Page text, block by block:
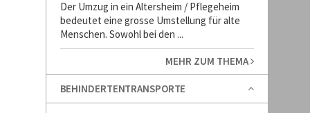
Der Umzug in ein Altersheim / Pflegeheim
bedeutet eine grosse Umstellung für alte
Menschen. Sowohl bei den ...
MEHR ZUM THEMA
BEHINDERTENTRANSPORTE